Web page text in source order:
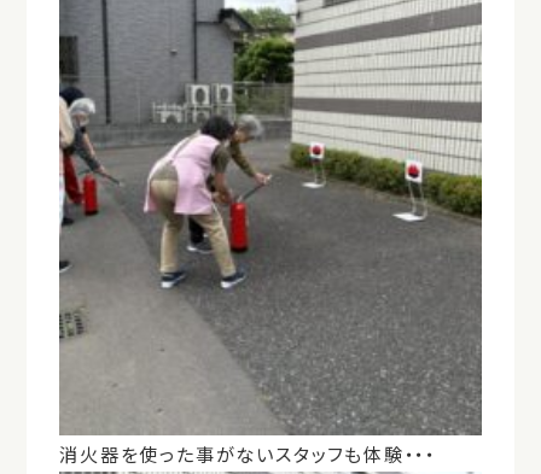
消火器を使った事がないスタッフも体験・・・